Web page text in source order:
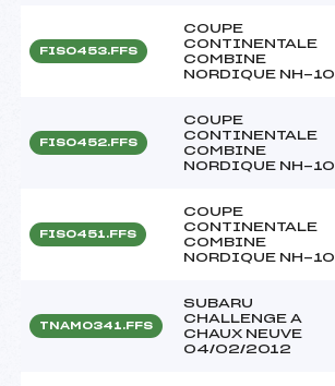
FIS0453.FFS
COUPE
CONTINENTALE
COMBINE
NORDIQUE NH-10
FIS0452.FFS
COUPE
CONTINENTALE
COMBINE
NORDIQUE NH-10
FIS0451.FFS
COUPE
CONTINENTALE
COMBINE
NORDIQUE NH-10
TNAM0341.FFS
SUBARU
CHALLENGE A
CHAUX NEUVE
04/02/2012